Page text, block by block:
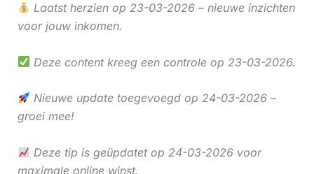
Laatst herzien op 23-03-2026 – nieuwe inzichten
voor jouw inkomen.
Deze content kreeg een controle op 23-03-2026.
Nieuwe update toegevoegd op 24-03-2026 –
groei mee!
Deze tip is geüpdatet op 24-03-2026 voor
maximale online winst.